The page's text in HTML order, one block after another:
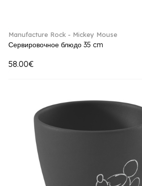
Manufacture Rock - Mickey Mouse
Сервировочное блюдо 35 cm
58.00€